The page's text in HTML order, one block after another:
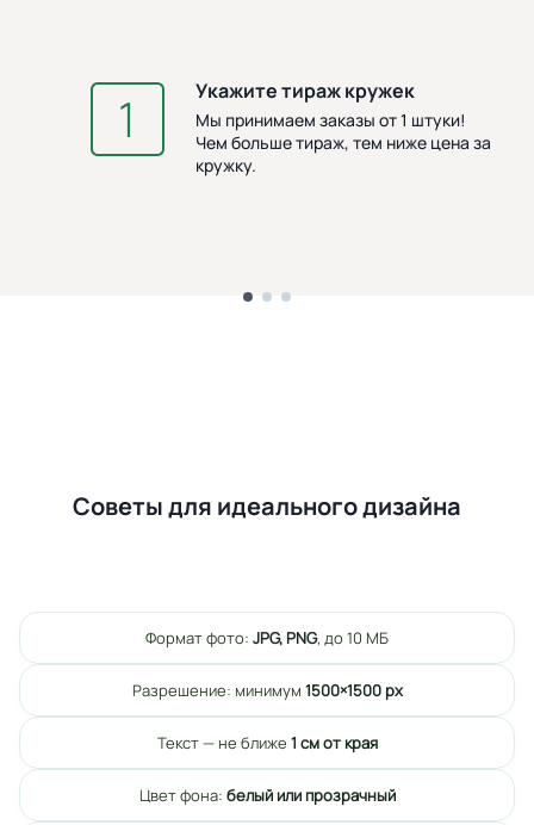
Укажите тираж кружек
Мы принимаем заказы от 1 штуки!
Чем больше тираж, тем ниже цена за
кружку.
Советы для идеального дизайна
Формат фото: JPG, PNG, до 10 МБ
Разрешение: минимум 1500×1500 px
Текст — не ближе 1 см от края
Цвет фона: белый или прозрачный